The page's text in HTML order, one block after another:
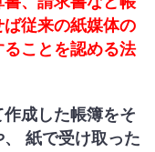
従来の紙媒体の
ことを認める法
成した帳簿をそ
紙で受け取った